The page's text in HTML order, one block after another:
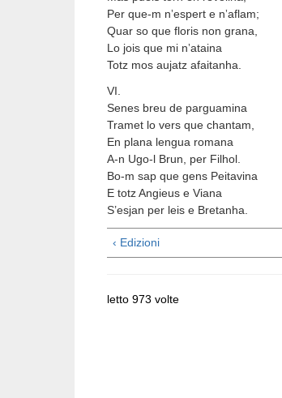
Per que-m n’espert e n’aflam;
Quar so que floris non grana,
Lo jois que mi n’ataina
Totz mos aujatz afaitanha.
VI.
Senes breu de parguamina
Tramet lo vers que chantam,
En plana lengua romana
A-n Ugo-l Brun, per Filhol.
Bo-m sap que gens Peitavina
E totz Angieus e Viana
S’esjan per leis e Bretanha.
‹ Edizioni
letto 973 volte